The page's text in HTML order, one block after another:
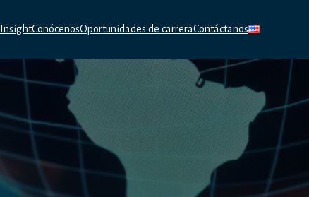
InsightConócenosOportunidades de carreraContáctanos